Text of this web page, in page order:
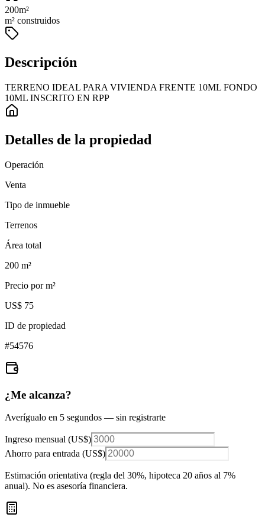
200m²
m² construidos
Descripción
TERRENO IDEAL PARA VIVIENDA FRENTE 10ML FONDO
10ML INSCRITO EN RPP
Detalles de la propiedad
Operación
Venta
Tipo de inmueble
Terrenos
Área total
200 m²
Precio por m²
US$ 75
ID de propiedad
#54576
¿Me alcanza?
Averígualo en 5 segundos — sin registrarte
Ingreso mensual (US$)
Ahorro para entrada (US$)
Estimación orientativa (regla del 30%, hipoteca 20 años al 7%
anual). No es asesoría financiera.